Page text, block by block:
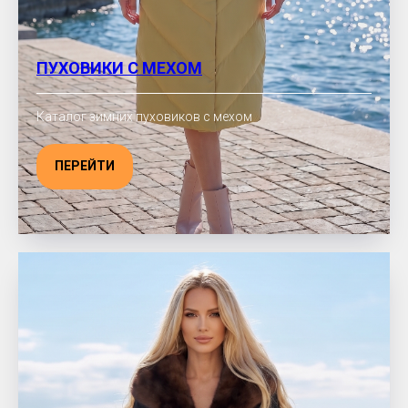
ПУХОВИКИ С МЕХОМ
Каталог зимних пуховиков с мехом
ПЕРЕЙТИ